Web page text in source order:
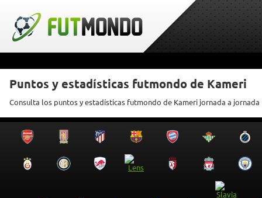
Puntos y estadísticas futmondo de Kameri
Consulta los puntos y estadísticas futmondo de Kameri jornada a jornada